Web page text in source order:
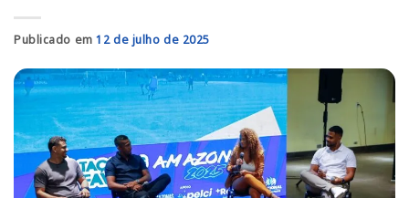
Publicado em12 de julho de 2025